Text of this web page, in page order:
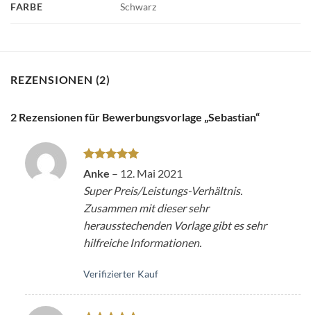
FARBE Schwarz
REZENSIONEN (2)
2 Rezensionen für Bewerbungsvorlage „Sebastian“
Bewertet
mit5von
5
Anke – 12. Mai 2021
Super Preis/Leistungs-Verhältnis.
Zusammen mit dieser sehr
herausstechenden Vorlage gibt es sehr
hilfreiche Informationen.
Verifizierter Kauf